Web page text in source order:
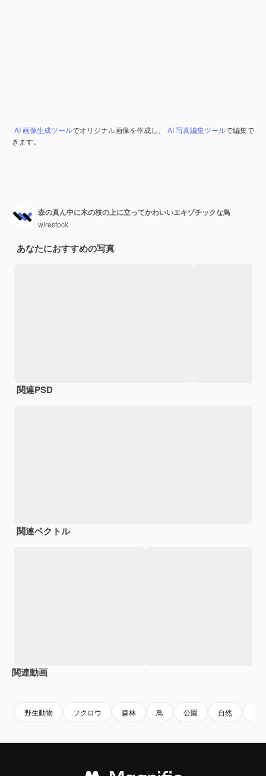
AI 画像生成ツールでオリジナル画像を作成し、 AI 写真編集ツールで編集で
きます。
森の真ん中に木の枝の上に立ってかわいいエキゾチックな鳥
wirestock
あなたにおすすめの写真
関連PSD
関連ベクトル
関連動画
野生動物 フクロウ 森林 鳥 公園 自然